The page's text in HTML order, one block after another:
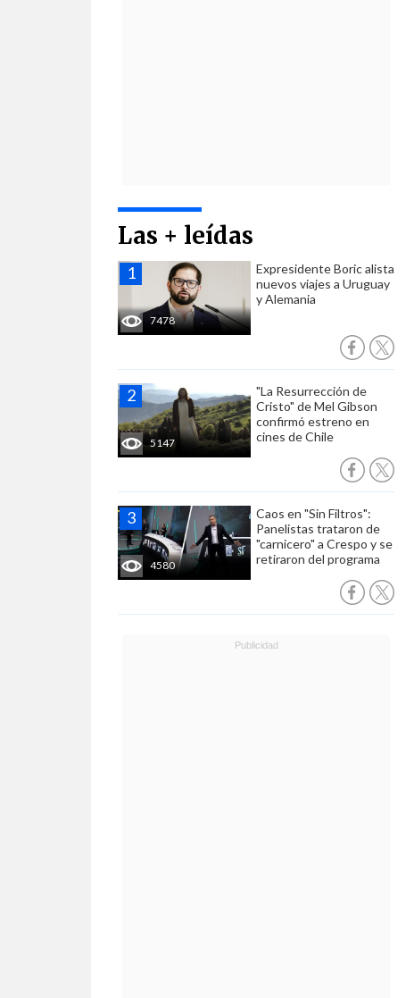
Las + leídas
7478
Expresidente Boric alista
nuevos viajes a Uruguay
y Alemania
5147
"La Resurrección de
Cristo" de Mel Gibson
confirmó estreno en
cines de Chile
4580
Caos en "Sin Filtros":
Panelistas trataron de
"carnicero" a Crespo y se
retiraron del programa